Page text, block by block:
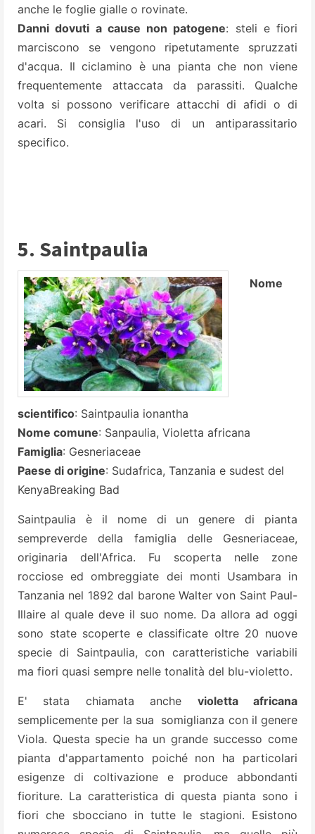
anche le foglie gialle o rovinate.
Danni dovuti a cause non patogene: steli e fiori
marciscono se vengono ripetutamente spruzzati
d'acqua. Il ciclamino è una pianta che non viene
frequentemente attaccata da parassiti. Qualche
volta si possono verificare attacchi di afidi o di
acari. Si consiglia l'uso di un antiparassitario
specifico.
5. Saintpaulia
Nome
scientifico: Saintpaulia ionantha
Nome comune: Sanpaulia, Violetta africana
Famiglia: Gesneriaceae
Paese di origine: Sudafrica, Tanzania e sudest del
KenyaBreaking Bad
Saintpaulia è il nome di un genere di pianta
sempreverde della famiglia delle Gesneriaceae,
originaria dell'Africa. Fu scoperta nelle zone
rocciose ed ombreggiate dei monti Usambara in
Tanzania nel 1892 dal barone Walter von Saint Paul-
Illaire al quale deve il suo nome. Da allora ad oggi
sono state scoperte e classificate oltre 20 nuove
specie di Saintpaulia, con caratteristiche variabili
ma fiori quasi sempre nelle tonalità del blu-violetto.
E' stata chiamata anche violetta africana
semplicemente per la sua somiglianza con il genere
Viola. Questa specie ha un grande successo come
pianta d'appartamento poiché non ha particolari
esigenze di coltivazione e produce abbondanti
fioriture. La caratteristica di questa pianta sono i
fiori che sbocciano in tutte le stagioni. Esistono